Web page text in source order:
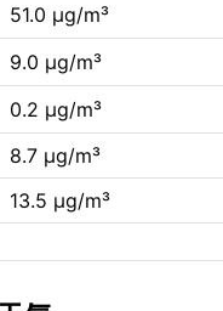
51.0 µg/m³
9.0 µg/m³
0.2 µg/m³
8.7 µg/m³
13.5 µg/m³